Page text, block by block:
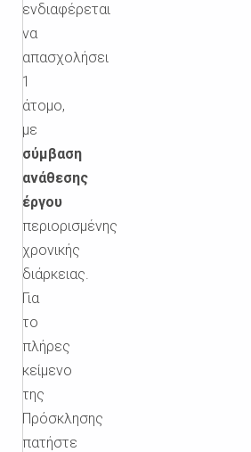
ενδιαφέρεται
να
απασχολήσει
1
άτομο,
με
σύμβαση
ανάθεσης
έργου
περιορισμένης
χρονικής
διάρκειας.
Για
το
πλήρες
κείμενο
της
Πρόσκλησης
πατήστε